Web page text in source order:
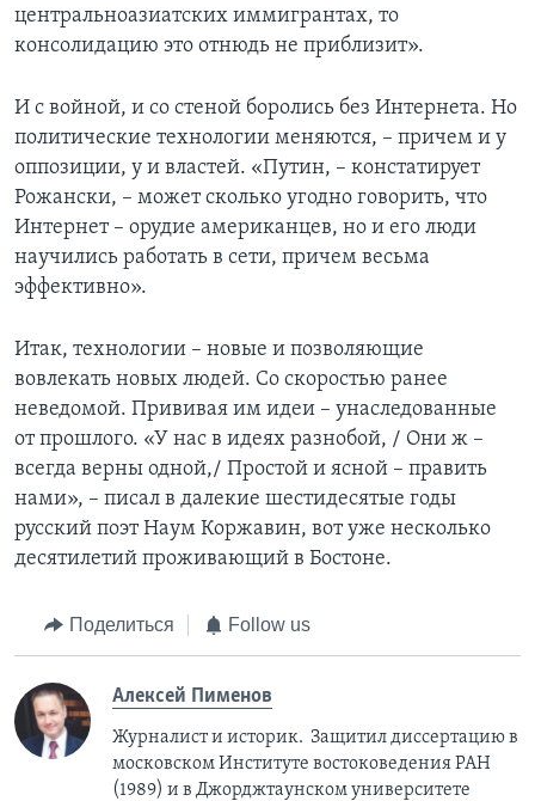
центральноазиатских иммигрантах, то
консолидацию это отнюдь не приблизит».
И с войной, и со стеной боролись без Интернета. Но
политические технологии меняются, – причем и у
оппозиции, у и властей. «Путин, – констатирует
Рожански, – может сколько угодно говорить, что
Интернет – орудие американцев, но и его люди
научились работать в сети, причем весьма
эффективно».
Итак, технологии – новые и позволяющие
вовлекать новых людей. Со скоростью ранее
неведомой. Прививая им идеи – унаследованные
от прошлого. «У нас в идеях разнобой, / Они ж –
всегда верны одной,/ Простой и ясной – править
нами», – писал в далекие шестидесятые годы
русский поэт Наум Коржавин, вот уже несколько
десятилетий проживающий в Бостоне.
Поделиться Follow us
Алексей Пименов
Журналист и историк. Защитил диссертацию в
московском Институте востоковедения РАН
(1989) и в Джорджтаунском университете